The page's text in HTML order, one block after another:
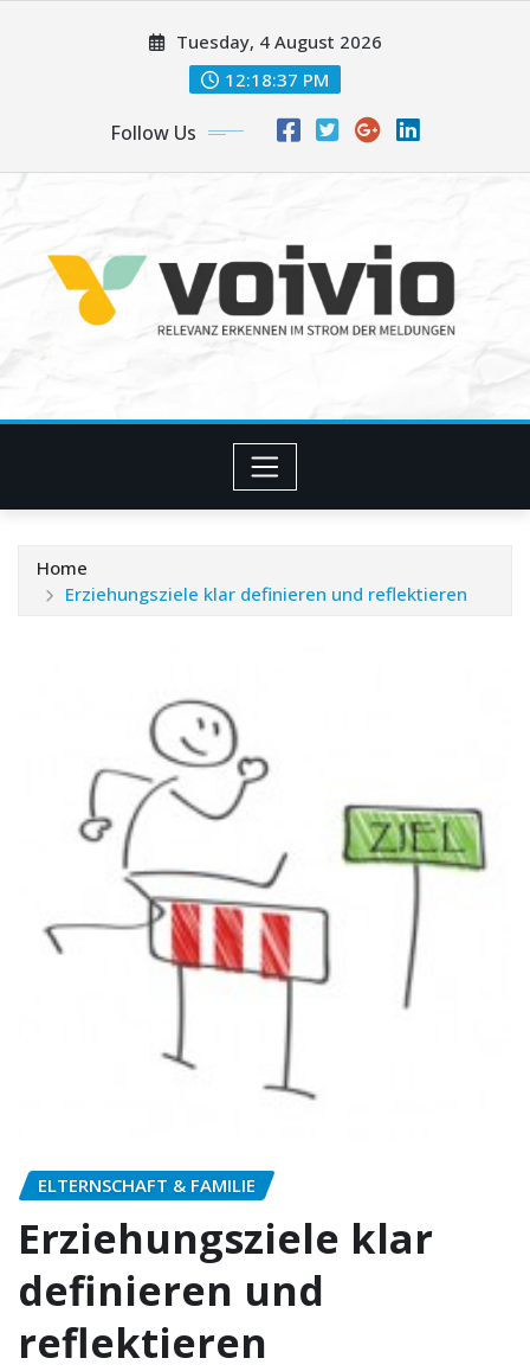
Tuesday, 4 August 2026
12:18:37 PM
Follow Us
Home
Erziehungsziele klar definieren und reflektieren
ELTERNSCHAFT & FAMILIE
Erziehungsziele klar
definieren und
reflektieren